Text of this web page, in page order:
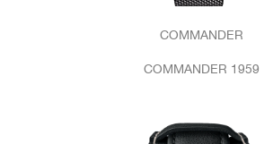
COMMANDER
COMMANDER 1959